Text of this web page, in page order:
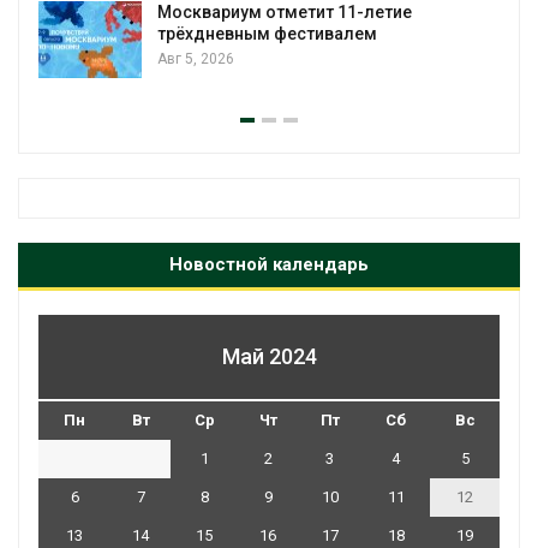
Москвариум отметит 11-летие
трёхдневным фестивалем
Авг 5, 2026
Новостной календарь
Май 2024
Пн Вт Ср Чт Пт Сб Вс
1 2 3 4 5
6 7 8 9 10 11 12
13 14 15 16 17 18 19